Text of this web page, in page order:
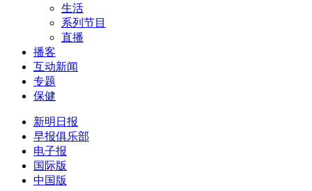
生活
系列节目
直播
播客
互动新闻
专题
保健
新明日报
早报俱乐部
电子报
国际版
中国版